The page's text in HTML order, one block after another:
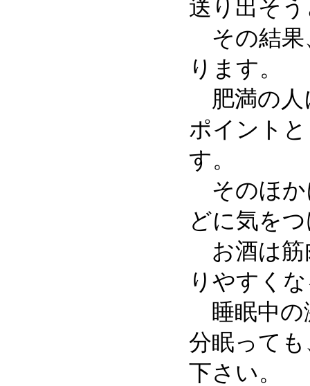
送り出そ
その結果
ります。
肥満の人
ポイント
す。
そのほか
どに気を
お酒は筋
りやすく
睡眠中の
分眠って
下さい。